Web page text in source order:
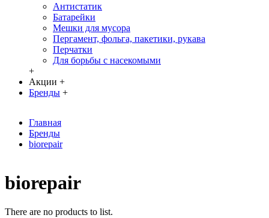
Антистатик
Батарейки
Мешки для мусора
Пергамент, фольга, пакетики, рукава
Перчатки
Для борьбы с насекомыми
+
Акции +
Бренды +
Главная
Бренды
biorepair
biorepair
There are no products to list.